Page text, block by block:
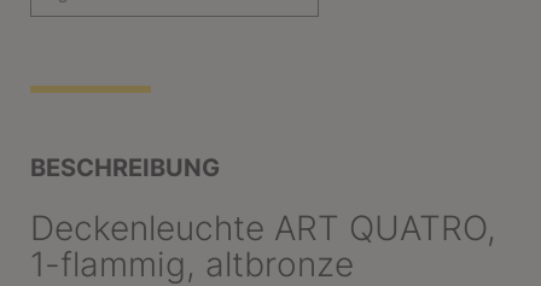
BESCHREIBUNG
Deckenleuchte ART QUATRO,
1-flammig, altbronze